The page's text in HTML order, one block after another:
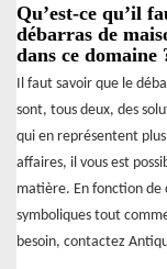
Qu’est-ce qu’il
débarras de
dans ce domaine
Il faut savoir que le
sont, tous deux, des
qui en représentent
affaires, il vous est
matière. En fonction
symboliques tout
besoin, contactez